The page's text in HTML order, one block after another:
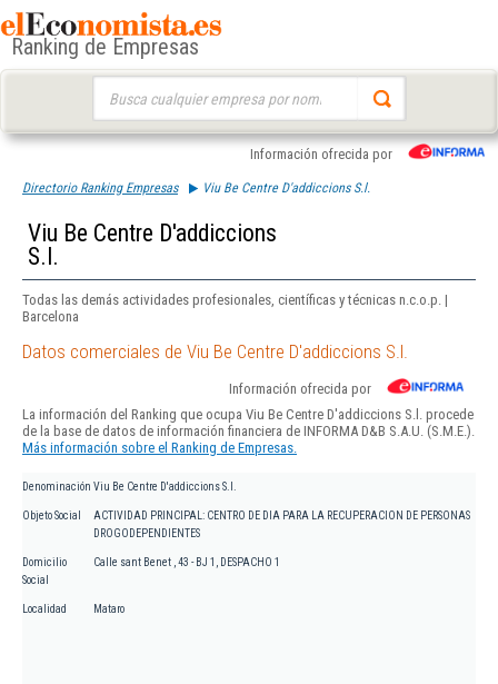
Ranking de Empresas
Información ofrecida por
Directorio Ranking Empresas Viu Be Centre D'addiccions S.l.
Viu Be Centre D'addiccions
S.l.
Todas las demás actividades profesionales, científicas y técnicas n.c.o.p. |
Barcelona
Datos comerciales de Viu Be Centre D'addiccions S.l.
Información ofrecida por
La información del Ranking que ocupa Viu Be Centre D'addiccions S.l. procede
de la base de datos de información financiera de INFORMA D&B S.A.U. (S.M.E.).
Más información sobre el Ranking de Empresas.
Denominación Viu Be Centre D'addiccions S.l.
Objeto Social
ACTIVIDAD PRINCIPAL: CENTRO DE DIA PARA LA RECUPERACION DE PERSONAS
DROGODEPENDIENTES
Domicilio
Social
Calle sant Benet , 43 - BJ 1, DESPACHO 1
Localidad Mataro